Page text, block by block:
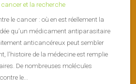
et la recherche
le cancer : où en est réellement la
qu’un médicament antiparasitaire
anticancéreux peut sembler
l’histoire de la médecine est remplie
De nombreuses molécules
le...